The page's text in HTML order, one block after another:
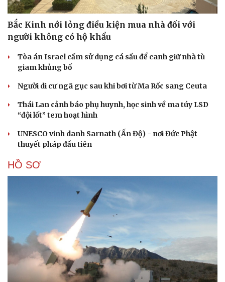
Bắc Kinh nới lỏng điều kiện mua nhà đối với
người không có hộ khẩu
Tòa án Israel cấm sử dụng cá sấu để canh giữ nhà tù
giam khủng bố
Người di cư ngã gục sau khi bơi từ Ma Rốc sang Ceuta
Thái Lan cảnh báo phụ huynh, học sinh về ma túy LSD
“đội lốt” tem hoạt hình
UNESCO vinh danh Sarnath (Ấn Độ) - nơi Đức Phật
thuyết pháp đầu tiên
HỒ SƠ